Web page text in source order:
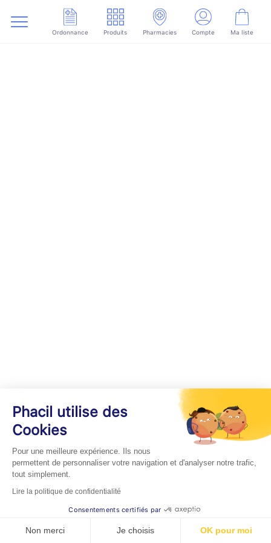
Ordonnance Produits Pharmacies Compte Ma liste
Phacil utilise des
Cookies
Pour une meilleure expérience. Ils nous
permettent de personnaliser votre navigation et d'analyser notre trafic,
tout simplement.
Lire la politique de confidentialité
Consentements certifiés par
Non merci Je choisis OK pour moi